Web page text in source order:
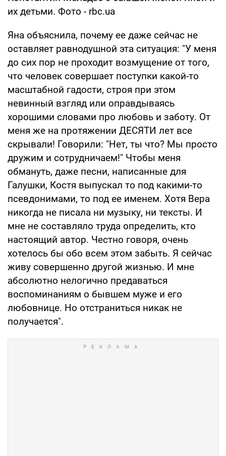
их детьми. Фото - rbc.ua
Яна объяснила, почему ее даже сейчас не
оставляет равнодушной эта ситуация: "У меня
до сих пор не проходит возмущение от того,
что человек совершает поступки какой-то
масштабной гадости, строя при этом
невинный взгляд или оправдываясь
хорошими словами про любовь и заботу. От
меня же на протяжении ДЕСЯТИ лет все
скрывали! Говорили: "Нет, ты что? Мы просто
дружим и сотрудничаем!" Чтобы меня
обмануть, даже песни, написанные для
Галушки, Костя выпускал то под какими-то
псевдонимами, то под ее именем. Хотя Вера
никогда не писала ни музыку, ни тексты. И
мне не составляло труда определить, кто
настоящий автор. Честно говоря, очень
хотелось бы обо всем этом забыть. Я сейчас
живу совершенно другой жизнью. И мне
абсолютно нелогично предаваться
воспоминаниям о бывшем муже и его
любовнице. Но отстраниться никак не
получается".